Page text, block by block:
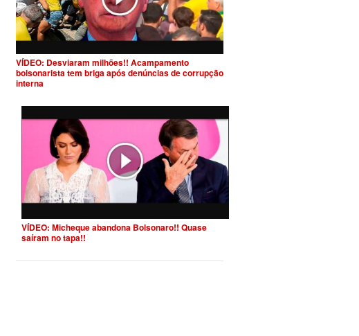
VÍDEO: Desviaram milhões!! Acampamento
bolsonarista tem briga após denúncias de corrupção
interna
VÍDEO: Micheque abandona Bolsonaro!! Quase
saíram no tapa!!